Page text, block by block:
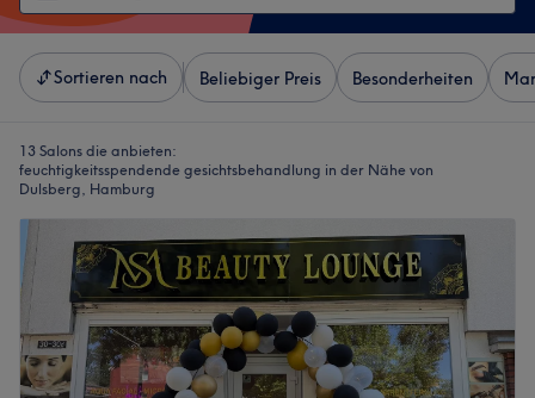
Sortieren nach Beliebiger Preis Besonderheiten
13 Salons die anbieten:
feuchtigkeitsspendende gesichtsbehandlung in der Nähe von
Dulsberg, Hamburg